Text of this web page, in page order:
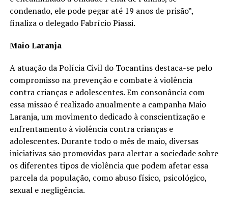
condenado, ele pode pegar até 19 anos de prisão”,
finaliza o delegado Fabrício Piassi.
Maio Laranja
A atuação da Polícia Civil do Tocantins destaca-se pelo
compromisso na prevenção e combate à violência
contra crianças e adolescentes. Em consonância com
essa missão é realizado anualmente a campanha Maio
Laranja, um movimento dedicado à conscientização e
enfrentamento à violência contra crianças e
adolescentes. Durante todo o mês de maio, diversas
iniciativas são promovidas para alertar a sociedade sobre
os diferentes tipos de violência que podem afetar essa
parcela da população, como abuso físico, psicológico,
sexual e negligência.